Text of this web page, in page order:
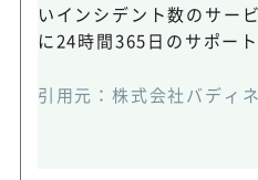
いインシデント数のサー
に24時間365日のサポー
引用元：株式会社バデ